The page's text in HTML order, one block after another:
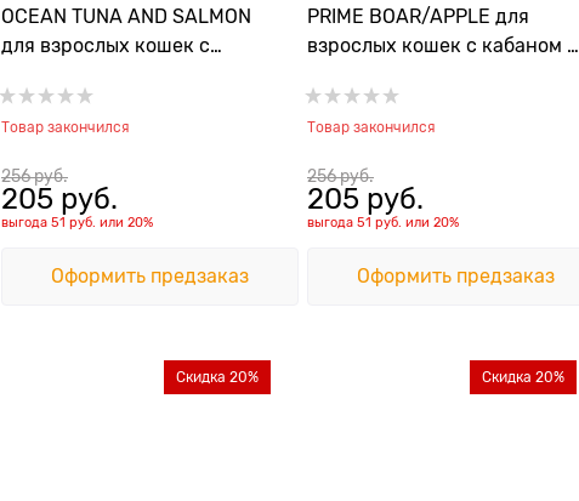
OCEAN TUNA AND SALMON
для взрослых кошек с
Товар закончился
256 руб.
205 руб.
выгода 51 руб. или 20%
Оформить предзаказ
PRIME BOAR/APPLE для
взрослых кошек с кабаном и
Товар закончился
256 руб.
205 руб.
выгода 51 руб. или 20%
Оформить предзаказ
Скидка 20% Скидка 20%